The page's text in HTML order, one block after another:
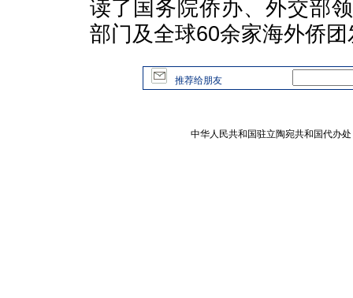
读了国务院侨办、外交部
部门及全球60余家海外侨
推荐给朋友
中华人民共和国驻立陶宛共和国代办处